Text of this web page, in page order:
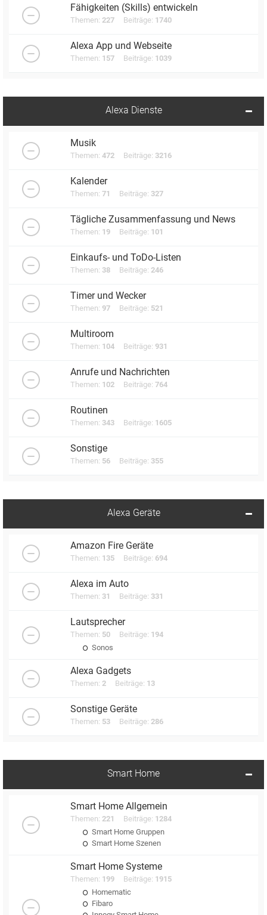
Fähigkeiten (Skills) entwickeln
Themen: 227 Beiträge: 1740
Alexa App und Webseite
Themen: 157 Beiträge: 1039
Alexa Dienste
Musik
Themen: 472 Beiträge: 3216
Kalender
Themen: 71 Beiträge: 327
Tägliche Zusammenfassung und News
Themen: 19 Beiträge: 101
Einkaufs- und ToDo-Listen
Themen: 38 Beiträge: 246
Timer und Wecker
Themen: 97 Beiträge: 521
Multiroom
Themen: 104 Beiträge: 931
Anrufe und Nachrichten
Themen: 102 Beiträge: 764
Routinen
Themen: 343 Beiträge: 1605
Sonstige
Themen: 56 Beiträge: 355
Alexa Geräte
Amazon Fire Geräte
Themen: 135 Beiträge: 694
Alexa im Auto
Themen: 31 Beiträge: 331
Lautsprecher
Themen: 50 Beiträge: 194
Sonos
Alexa Gadgets
Themen: 2 Beiträge: 13
Sonstige Geräte
Themen: 53 Beiträge: 286
Smart Home
Smart Home Allgemein
Themen: 221 Beiträge: 1284
Smart Home Gruppen
Smart Home Szenen
Smart Home Systeme
Themen: 199 Beiträge: 1915
Homematic
Fibaro